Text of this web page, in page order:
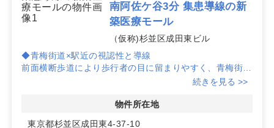
南阿佐ケ谷3分 集患導線の新
築医療モール
（仮称)杉並区成田東ビル
◆青梅街道×駅近の視認性と導線
前面横断歩道により歩行者の目に留まりやすく、青梅街道
沿いで車・自転車の生活動線上。東京メトロ丸ノ内線「南
袋・東京・銀座へ乗換なしのアクセスが可能です。
続きを見る >>
物件所在地
東京都杉並区成田東4-37-10